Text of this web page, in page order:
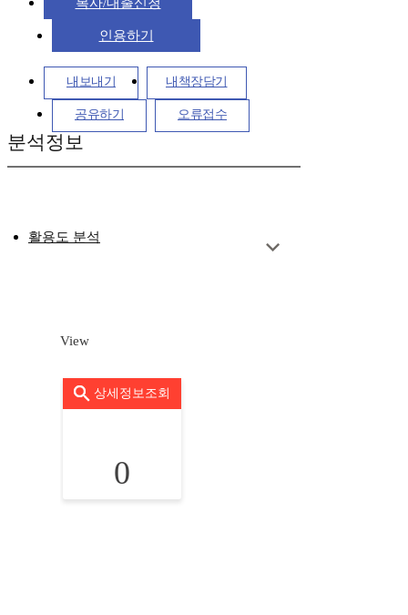
복사/대출신청
인용하기
내보내기 내책장담기
공유하기 오류접수
분석정보
활용도 분석
View
상세정보조회
0